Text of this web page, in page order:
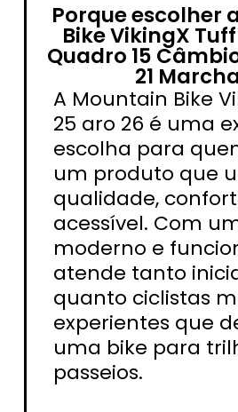
Porque escolher
Bike VikingX
Quadro 15
21
A Mountain Bike
25 aro 26 é uma
escolha para
um produto que
qualidade,
acessível. Com
moderno e
atende tanto
quanto ciclistas
experientes que
uma bike para
passeios.